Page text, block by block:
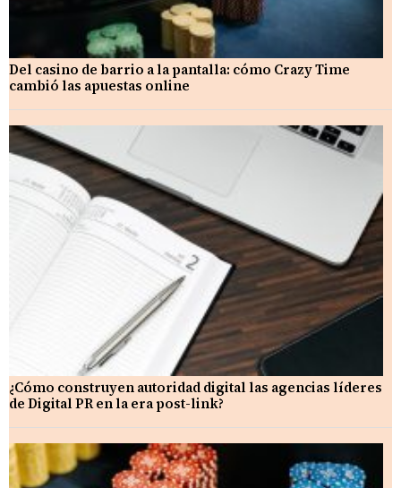
Del casino de barrio a la pantalla: cómo Crazy Time
cambió las apuestas online
¿Cómo construyen autoridad digital las agencias líderes
de Digital PR en la era post-link?